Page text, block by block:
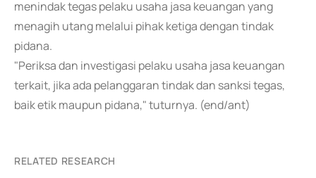
menindak tegas pelaku usaha jasa keuangan yang
menagih utang melalui pihak ketiga dengan tindak
pidana.
"Periksa dan investigasi pelaku usaha jasa keuangan
terkait, jika ada pelanggaran tindak dan sanksi tegas,
baik etik maupun pidana," tuturnya. (end/ant)
RELATED RESEARCH